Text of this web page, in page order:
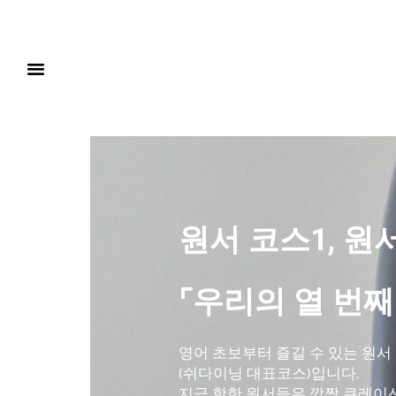
원서 코스1, 원
⌜우리의 열 번
영어 초보부터 즐길 수 있는 원
(쉬다이닝 대표코스)입니다.